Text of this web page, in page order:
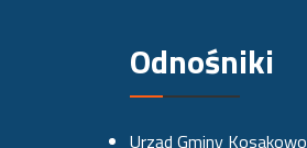
Odnośniki
Urząd Gminy Kosakowo